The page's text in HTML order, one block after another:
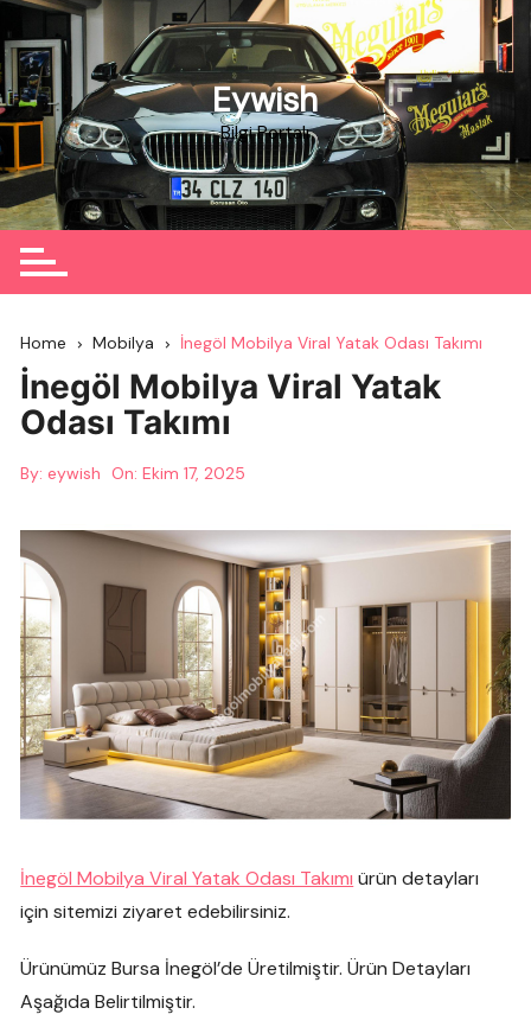
Skip
to
content
Eywish
Bilgi Portalı
Home Mobilya İnegöl Mobilya Viral Yatak Odası Takımı
İnegöl Mobilya Viral Yatak
Odası Takımı
By: eywish On:Ekim 17, 2025
İnegöl Mobilya Viral Yatak Odası Takımı ürün detayları
için sitemizi ziyaret edebilirsiniz.
Ürünümüz Bursa İnegöl’de Üretilmiştir. Ürün Detayları
Aşağıda Belirtilmiştir.